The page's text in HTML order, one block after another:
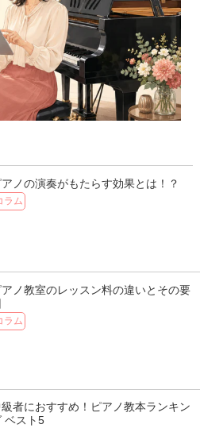
アノの演奏がもたらす効果とは！？
ラム
アノ教室のレッスン料の違いとその要
ラム
者におすすめ！ピアノ教本ランキン
ベスト5